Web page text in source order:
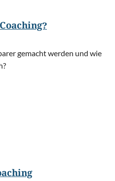
gemacht werden und wie